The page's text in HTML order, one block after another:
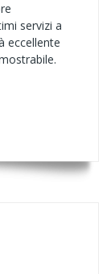
servizi a
eccellente